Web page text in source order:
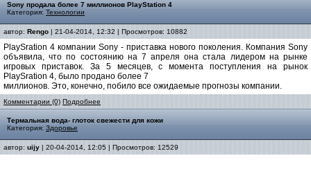
Sony продала более 7 миллионов PlayStation 4
Категория: Технологии
автор: Rengo | 21-04-2014, 12:32 | Просмотров: 10882
PlaySration 4 компании Sony - приставка нового поколения. Компания Sony
объявила, что по состоянию на 7 апреля она стала лидером на рынке
игровых приставок. За 5 месяцев, с момента поступления на рынок
PlaySration 4, было продано более 7
миллионов. Это, конечно, побило все ожидаемые прогнозы компании.
Комментарии (0) Подробнее
Термальная вода- глоток свежести для кожи
Категория: Здоровье
автор: uijy | 20-04-2014, 12:05 | Просмотров: 12529